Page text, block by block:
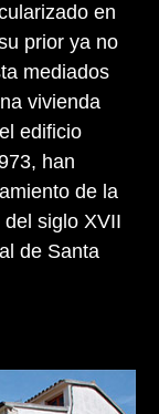
en
prior ya no
mediados
vivienda
edificio
han
de la
siglo XVII
de Santa